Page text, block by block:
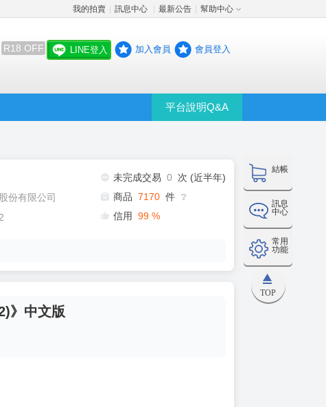
我的拍賣 訊息中心 最新公告 幫助中心
R18 OFF LINE登入 加入會員 會員登入
平台說明Q&A
結帳
訊息
中心
常用
功能
TOP
份有限公司
未完成交易 0
次 (近半年)
商品 7170 件 ❔
信用 99 %
》中文版